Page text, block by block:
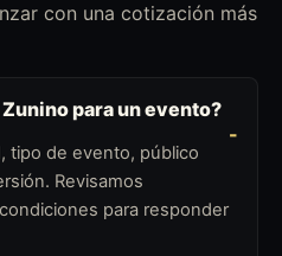
con una cotización más
para un evento?
tipo de evento, público
Revisamos
para responder